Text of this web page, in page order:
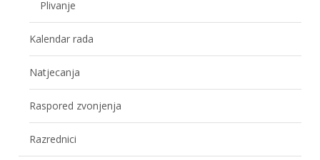
Plivanje
Kalendar rada
Natjecanja
Raspored zvonjenja
Razrednici